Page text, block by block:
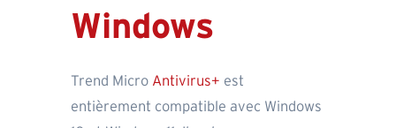
Windows
Trend Micro Antivirus+ est
entièrement compatible avec Windows